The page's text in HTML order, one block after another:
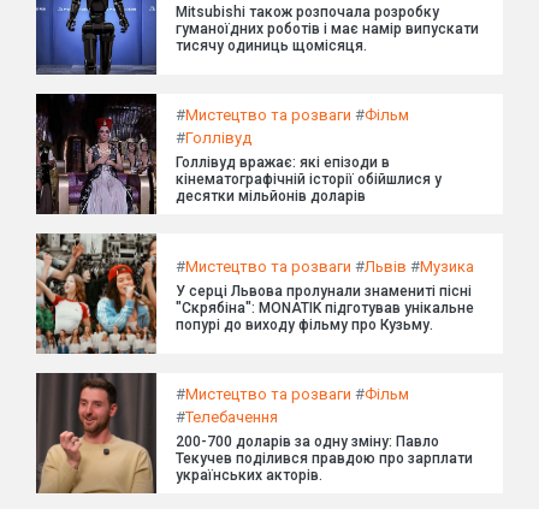
Mitsubishi також розпочала розробку
гуманоїдних роботів і має намір випускати
тисячу одиниць щомісяця.
#Мистецтво та розваги #Фільм
#Голлівуд
Голлівуд вражає: які епізоди в
кінематографічній історії обійшлися у
десятки мільйонів доларів
#Мистецтво та розваги #Львів #Музика
У серці Львова пролунали знамениті пісні
"Скрябіна": MONATIK підготував унікальне
попурі до виходу фільму про Кузьму.
#Мистецтво та розваги #Фільм
#Телебачення
200-700 доларів за одну зміну: Павло
Текучев поділився правдою про зарплати
українських акторів.